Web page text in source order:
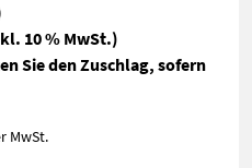
10 % MwSt.)
Sie den Zuschlag, sofern
MwSt.